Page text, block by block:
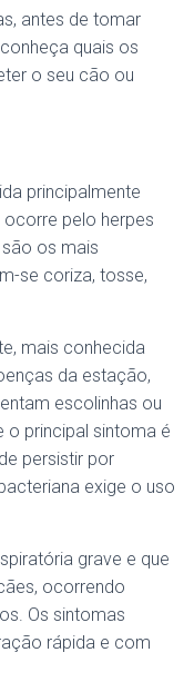
antes de tomar
quais os
o seu cão ou
principalmente
ocorre pelo herpes
os mais
se coriza, tosse,
mais conhecida
da estação,
escolinhas ou
o principal sintoma é
persistir por
exige o uso
grave e que
ocorrendo
Os sintomas
rápida e com